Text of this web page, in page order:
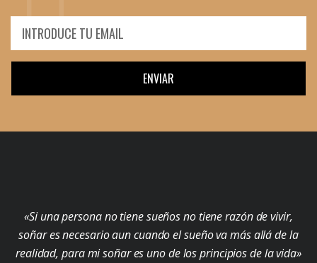
ENVIAR
«Si una persona no tiene sueños no tiene razón de vivir,
soñar es necesario aun cuando el sueño va más allá de la
realidad, para mi soñar es uno de los principios de la vida»